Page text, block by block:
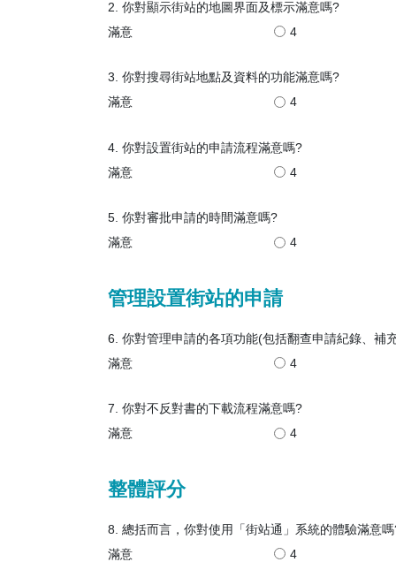
2. 你對顯示街站的地圖界面及標示滿意嗎?
滿意
4
3. 你對搜尋街站地點及資料的功能滿意嗎?
滿意
4
4. 你對設置街站的申請流程滿意嗎?
滿意
4
5. 你對審批申請的時間滿意嗎?
滿意
4
管理設置街站的申請
6. 你對管理申請的各項功能(包括翻查申請紀錄、補
滿意
4
7. 你對不反對書的下載流程滿意嗎?
滿意
4
整體評分
8. 總括而言，你對使用「街站通」系統的體驗滿意
滿意
4